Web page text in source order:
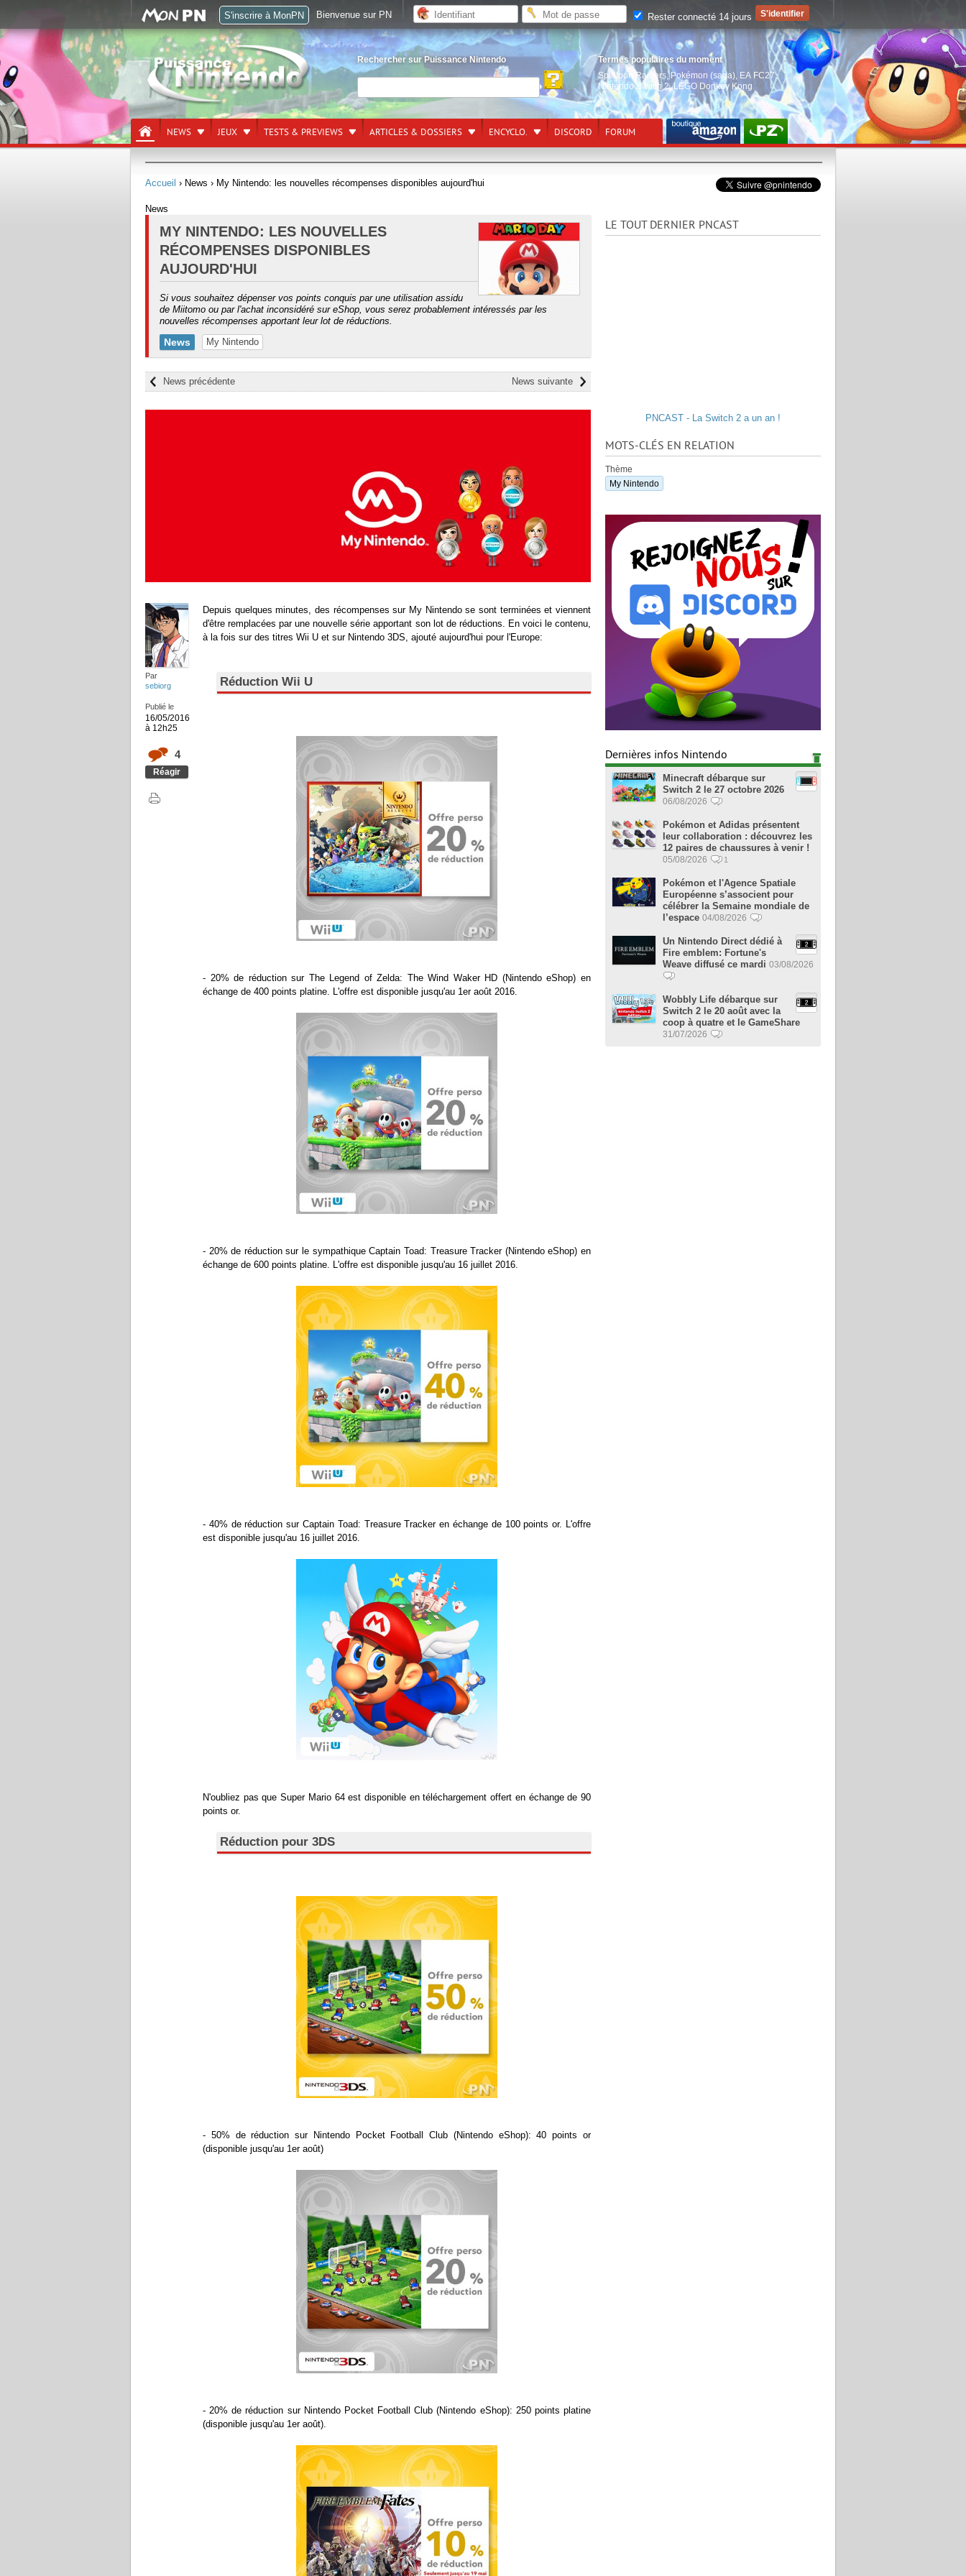
Rechercher sur Puissance Nintendo
Termes populaires du moment
Splatoon Raiders, Pokémon (saga) EA FC27,
Nintendo Switch 2,LEGO Donkey Kong
NEWS JEUX TESTS & PREVIEWS ARTICLES & DOSSIERS ENCYCLO. DISCORD FORUM
Accueil › News › My Nintendo: les nouvelles récompenses disponibles aujourd'hui
News
MY NINTENDO: LES NOUVELLES
RÉCOMPENSES DISPONIBLES
AUJOURD'HUI
Si vous souhaitez dépenser vos points conquis par une utilisation assidu
de Miitomo ou par l'achat inconsidéré sur eShop, vous serez probablement intéressés par les
nouvelles récompenses apportant leur lot de réductions.
News My Nintendo
News suivante
News précédente
Par
sebiorg
Publié le
16/05/2016
à 12h25
4
Réagir
Depuis quelques minutes, des récompenses sur My Nintendo se sont terminées et viennent
d'être remplacées par une nouvelle série apportant son lot de réductions. En voici le contenu,
à la fois sur des titres Wii U et sur Nintendo 3DS, ajouté aujourd'hui pour l'Europe:
Réduction Wii U
- 20% de réduction sur The Legend of Zelda: The Wind Waker HD (Nintendo eShop) en
échange de 400 points platine. L'offre est disponible jusqu'au 1er août 2016.
- 20% de réduction sur le sympathique Captain Toad: Treasure Tracker (Nintendo eShop) en
échange de 600 points platine. L'offre est disponible jusqu'au 16 juillet 2016.
- 40% de réduction sur Captain Toad: Treasure Tracker en échange de 100 points or. L'offre
est disponible jusqu'au 16 juillet 2016.
N'oubliez pas que Super Mario 64 est disponible en téléchargement offert en échange de 90
points or.
Réduction pour 3DS
- 50% de réduction sur Nintendo Pocket Football Club (Nintendo eShop): 40 points or
(disponible jusqu'au 1er août)
- 20% de réduction sur Nintendo Pocket Football Club (Nintendo eShop): 250 points platine
(disponible jusqu'au 1er août).
LE TOUT DERNIER PNCAST
PNCAST - La Switch 2 a un an !
MOTS-CLÉS EN RELATION
Thème
My Nintendo
Dernières infos Nintendo
Minecraft débarque sur
Switch 2 le 27 octobre 2026
06/08/2026
Pokémon et Adidas présentent
leur collaboration : découvrez les
12 paires de chaussures à venir !
05/08/2026 1
Pokémon et l'Agence Spatiale
Européenne s’associent pour
célébrer la Semaine mondiale de
l’espace 04/08/2026
Un Nintendo Direct dédié à
Fire emblem: Fortune's
Weave diffusé ce mardi 03/08/2026
Wobbly Life débarque sur
Switch 2 le 20 août avec la
coop à quatre et le GameShare
31/07/2026
S'inscrire à MonPN Bienvenue sur PN Rester connecté 14 jours